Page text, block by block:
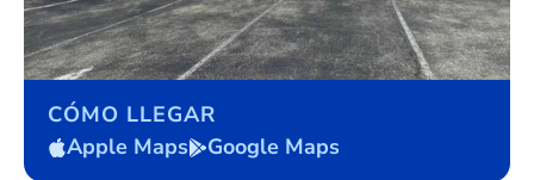
CÓMO LLEGAR
Apple Maps
Google Maps